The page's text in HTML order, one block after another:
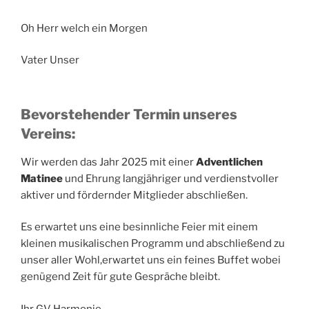
Oh Herr welch ein Morgen
Vater Unser
Bevorstehender Termin unseres
Vereins:
Wir werden das Jahr 2025 mit einerAdventlichen
Matinee und Ehrung langjähriger und verdienstvoller
aktiver und fördernder Mitglieder abschließen.
Es erwartet uns eine besinnliche Feier mit einem
kleinen musikalischen Programm und abschließend zu
unser aller Wohl,erwartet uns ein feines Buffet wobei
genügend Zeit für gute Gespräche bleibt.